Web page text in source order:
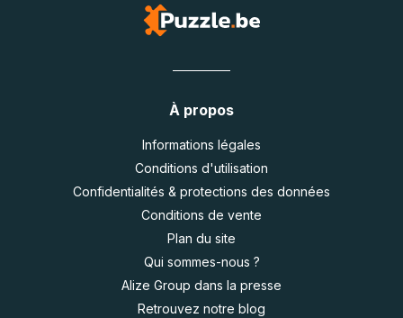
À propos
Informations légales
Conditions d'utilisation
Confidentialités & protections des données
Conditions de vente
Plan du site
Qui sommes-nous ?
Alize Group dans la presse
Retrouvez notre blog